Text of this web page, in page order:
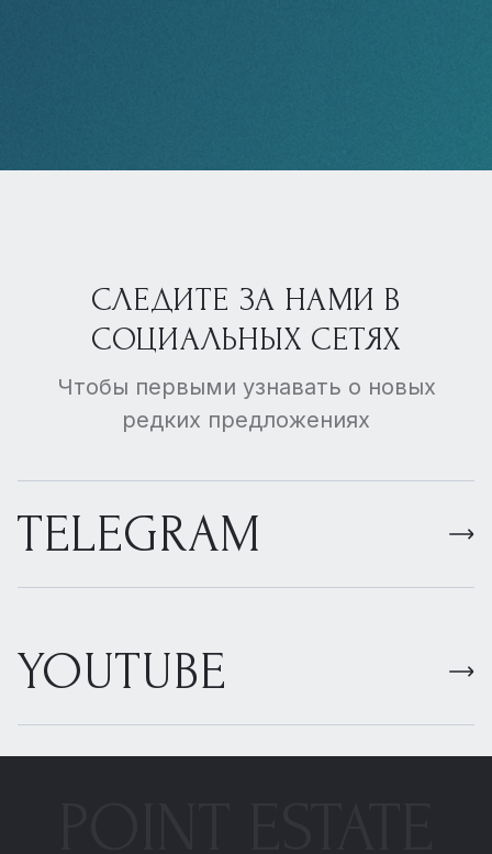
СЛЕДИТЕ ЗА НАМИ В
СОЦИАЛЬНЫХ СЕТЯХ
Чтобы первыми узнавать о новых
редких предложениях
TELEGRAM
YOUTUBE